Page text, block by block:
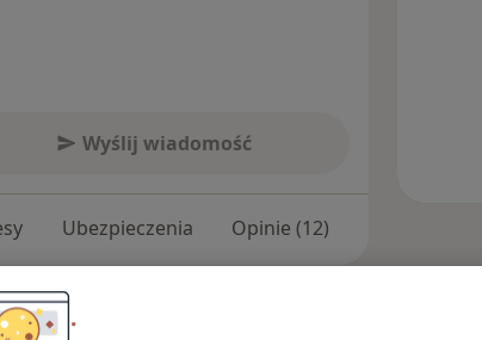
Wyślij wiadomość
Ubezpieczenia Opinie (12)